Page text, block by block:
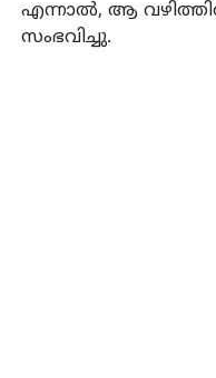
എന്നാൽ, ആ
സംഭവിച്ചു.